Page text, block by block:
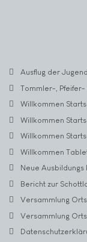
Ausflug der
Tommler-, Pfeifer-
Willkommen
Willkommen
Willkommen
Willkommen
Neue Ausbildungs
Bericht zur
Versammlung
Versammlung